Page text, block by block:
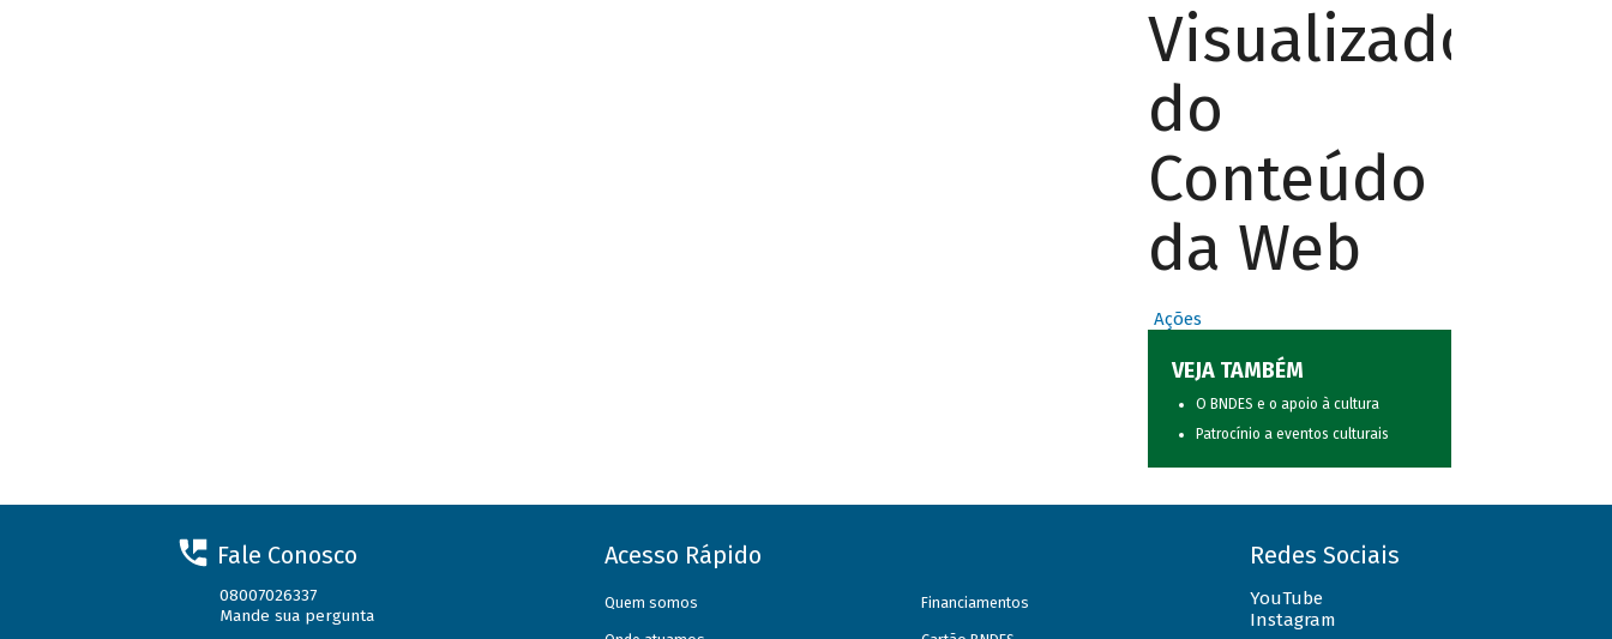
Visualizador
do
Conteúdo
da Web
Ações
VEJA TAMBÉM
O BNDES e o apoio à cultura
Patrocínio a eventos culturais
Fale Conosco
08007026337
Mande sua pergunta
Acesso Rápido
Quem somos Financiamentos
Redes Sociais
YouTube
Instagram